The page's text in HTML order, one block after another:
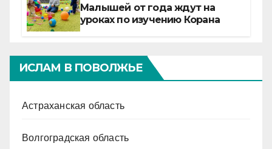
Малышей от года ждут на
уроках по изучению Корана
ИСЛАМ В ПОВОЛЖЬЕ
Астраханская область
Волгоградская область